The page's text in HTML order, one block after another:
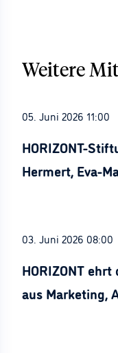
Weitere
05. Juni 2026 11:00
HORIZONT-
Hermert, Eva-
03. Juni 2026 08:00
HORIZONT
aus Marketing,